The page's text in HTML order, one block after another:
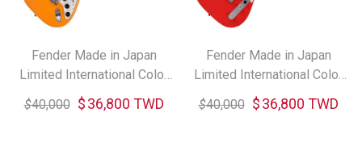
Fender Made in Japan
Limited International Color
Stratocaster Rosewood 電
吉他 (共二色)
$40,000 $36,800 TWD
Fender Made in Japan
Limited International Color
Telecaster Maple 電吉他 (共
二色)
$40,000 $36,800 TWD